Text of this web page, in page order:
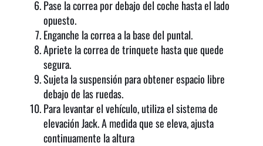
Pase la correa por debajo del coche hasta el lado
opuesto.
Enganche la correa a la base del puntal.
Apriete la correa de trinquete hasta que quede
segura.
Sujeta la suspensión para obtener espacio libre
debajo de las ruedas.
Para levantar el vehículo, utiliza el sistema de
elevación Jack. A medida que se eleva, ajusta
continuamente la altura